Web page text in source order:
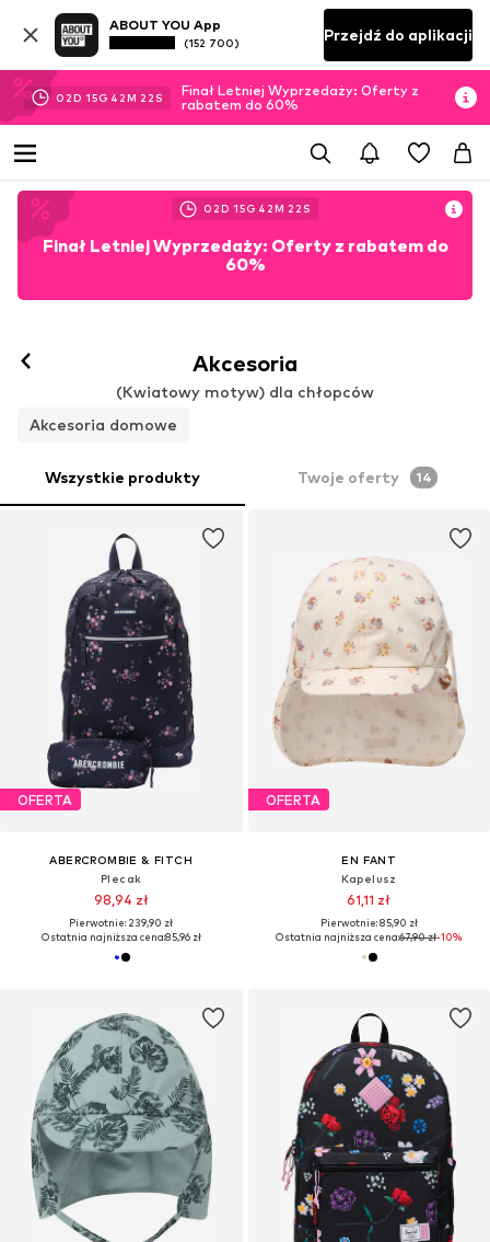
ABOUT YOU App
(152 700) Przejdź do aplikacji
02D 15G 42M 20 S
Finał Letniej Wyprzedaży: Oferty z
rabatem do 60%
02D 15G 42M 20 S
Finał Letniej Wyprzedaży: Oferty z rabatem do
60%
Akcesoria
(Kwiatowy motyw) dla chłopców
Akcesoria domowe
Wszystkie produkty Twoje oferty 14
OFERTA
ABERCROMBIE & FITCH
Plecak
98,94 zł
Pierwotnie: 239,90 zł
Ostatnia najniższa cena:85,96 zł
OFERTA
EN FANT
Kapelusz
61,11 zł
Pierwotnie: 85,90 zł
Ostatnia najniższa cena:67,90 zł-10%